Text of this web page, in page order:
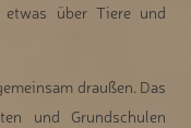
über Tiere und
draußen. Das
und Grundschulen